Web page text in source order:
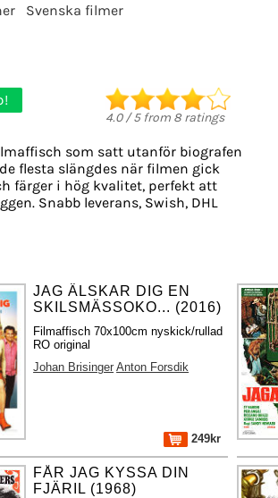
Svenska filmer
4.0/5from 8 ratings
som satt utanför biografen
de flesta slängdes när filmen gick
färger i hög kvalitet, perfekt att
Snabb leverans, Swish, DHL
JAG ÄLSKAR DIG EN
SKILSMÄSSOKO... (2016)
Filmaffisch 70x100cm nyskick/rullad
RO original
Johan Brisinger Anton Forsdik
249kr
FÅR JAG KYSSA DIN
FJÄRIL (1968)